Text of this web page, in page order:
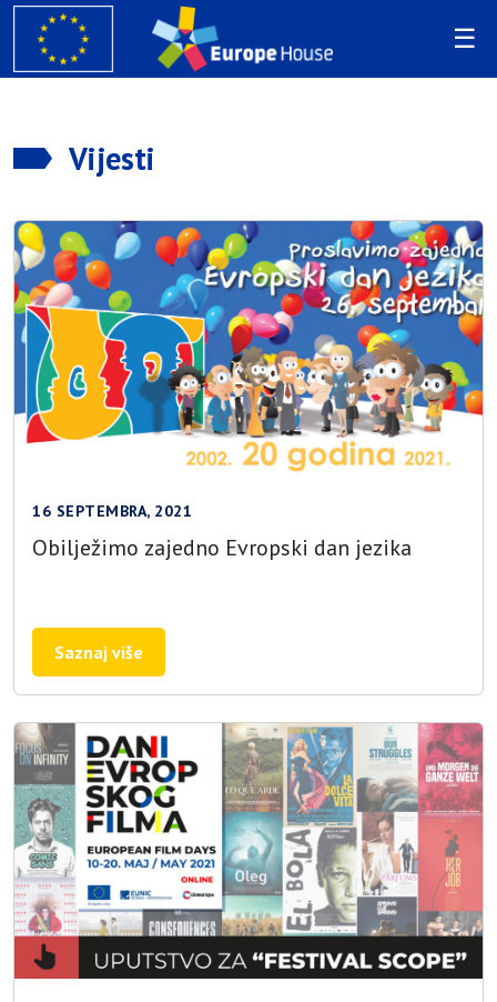
Vijesti
16 SEPTEMBRA, 2021
Obilježimo zajedno Evropski dan jezika
Saznaj više